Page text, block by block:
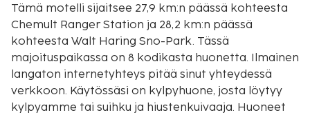
Tämä motelli sijaitsee 27,9 km:n päässä kohteesta
Chemult Ranger Station ja 28,2 km:n päässä
kohteesta Walt Haring Sno-Park. Tässä
majoituspaikassa on 8 kodikasta huonetta. Ilmainen
langaton internetyhteys pitää sinut yhteydessä
verkkoon. Käytössäsi on kylpyhuone, josta löytyy
kylpyamme tai suihku ja hiustenkuivaaja. Huoneet